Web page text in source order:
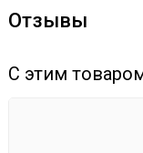
графине очень
Отзывы
С этим